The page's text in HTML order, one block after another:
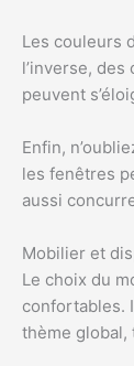
Les couleurs
l’inverse,
peuvent
Enfin,
les fenêtres
aussi
Mobilier et
Le choix du
confortables.
thème global,